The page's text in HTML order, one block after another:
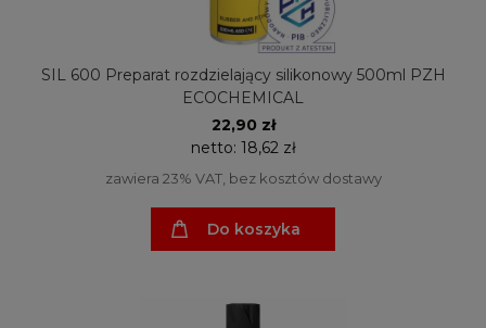
SIL 600 Preparat rozdzielający silikonowy 500ml PZH
ECOCHEMICAL
22,90 zł
netto: 18,62 zł
zawiera 23% VAT, bez kosztów dostawy
Do koszyka